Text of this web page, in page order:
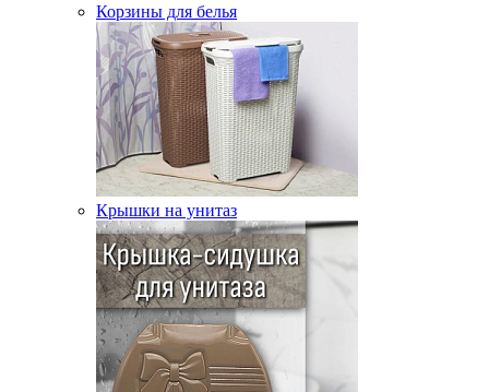
Корзины для белья
Крышки на унитаз